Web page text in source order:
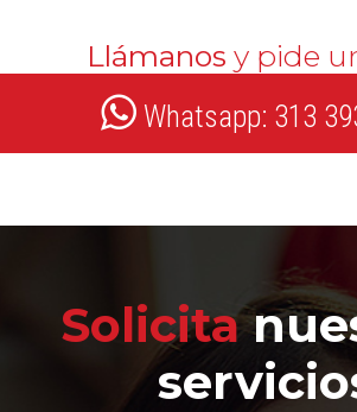
Llámanos y pide
Whatsapp: 313
Solicita